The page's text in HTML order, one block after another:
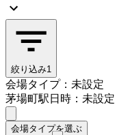
絞り込み1
会場タイプ：未設定
茅場町駅日時：未設定
会場タイプを選ぶ